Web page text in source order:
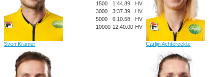
Sven Kramer
1500
1:44.89
HV
3000
3:37.39
HV
5000
6:10.58
HV
10000 12:40.00 HV
Carlijn Achtereekte